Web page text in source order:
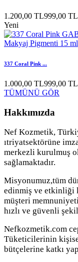
1.200,00 TL999,00 TL
Yeni
337 Coral Pink ...
1.000,00 TL999,00 TL
TÜMÜNÜ GÖR
Hakkımızda
Nef Kozmetik,
ıtriyatsektörüne
merkezli kurulmuş
sağlamaktadır.
Misyonumuz,tüm
edinmiş ve etkinliği
müşteri
hızlı ve güvenli
Nefkozmetik.com
Tüketicilerinin
bütçelerine katkı